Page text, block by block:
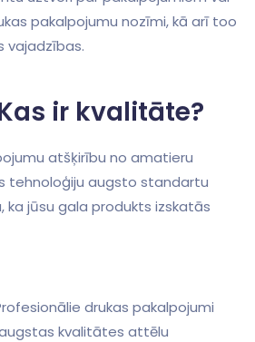
pakalpojumu nozīmi, kā ‍arī too
vajadzības.
⁢ir kvalitāte?
atšķirību no amatieru
tehnoloģiju ⁢augsto standartu
ka jūsu gala produkts izskatās
drukas pakalpojumi
kvalitātes attēlu